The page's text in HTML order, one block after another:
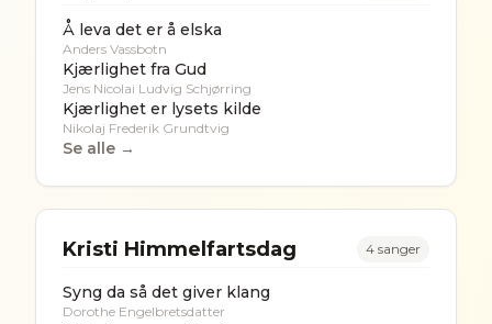
Å leva det er å elska
Anders Vassbotn
Kjærlighet fra Gud
Jens Nicolai Ludvig Schjørring
Kjærlighet er lysets kilde
Nikolaj Frederik Grundtvig
Se alle →
Kristi Himmelfartsdag 4 sanger
Syng da så det giver klang
Dorothe Engelbretsdatter